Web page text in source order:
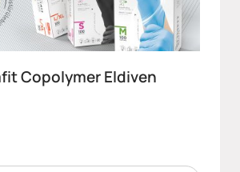
Copolymer Eldiven